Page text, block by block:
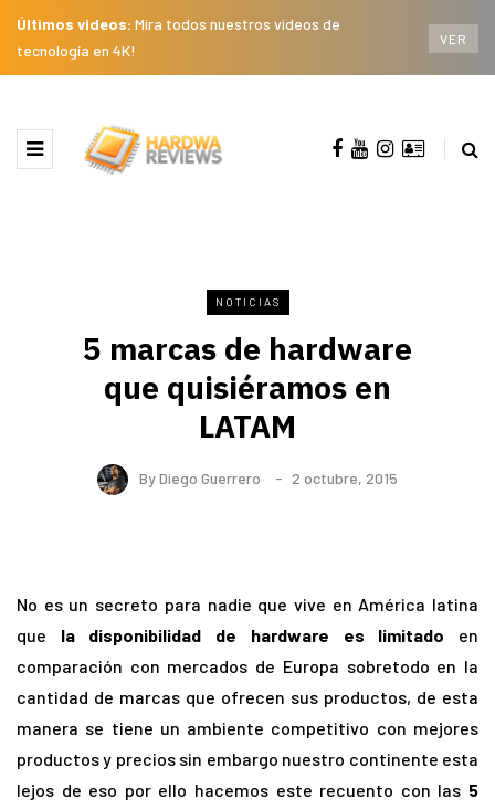
Últimos videos: Mira todos nuestros videos de
tecnología en 4K!
VER
NOTICIAS
5 marcas de hardware
que quisiéramos en
LATAM
ByDiego Guerrero 2 octubre, 2015
No es un secreto para nadie que vive en América latina
que la disponibilidad de hardware es limitado en
comparación con mercados de Europa sobretodo en la
cantidad de marcas que ofrecen sus productos, de esta
manera se tiene un ambiente competitivo con mejores
productos y precios sin embargo nuestro continente esta
lejos de eso por ello hacemos este recuento con las 5